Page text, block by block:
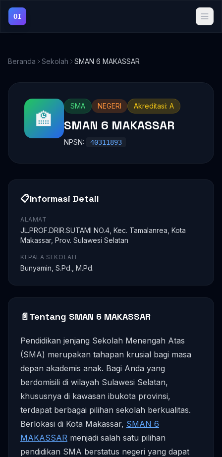
OI
Beranda Sekolah SMAN 6 MAKASSAR
🏫
SMA NEGERI Akreditasi: A
SMAN 6 MAKASSAR
NPSN: 40311893
📋Informasi Detail
ALAMAT
JL.PROF.DRIR.SUTAMI NO.4, Kec. Tamalanrea, Kota
Makassar, Prov. Sulawesi Selatan
KEPALA SEKOLAH
Bunyamin, S.Pd., M.Pd.
📄Tentang SMAN 6 MAKASSAR
Pendidikan jenjang Sekolah Menengah Atas
(SMA) merupakan tahapan krusial bagi masa
depan akademis anak. Bagi Anda yang
berdomisili di wilayah Sulawesi Selatan,
khususnya di kawasan ibukota provinsi,
terdapat berbagai pilihan sekolah berkualitas.
Berlokasi di Kota Makassar, SMAN 6
MAKASSAR menjadi salah satu pilihan
pendidikan SMA berstatus negeri yang dapat